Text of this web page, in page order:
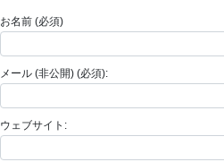
お名前 (必須)
メール (非公開) (必須):
ウェブサイト: